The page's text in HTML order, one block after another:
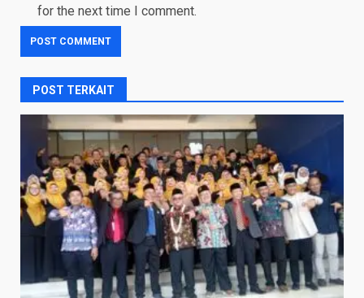
for the next time I comment.
POST TERKAIT